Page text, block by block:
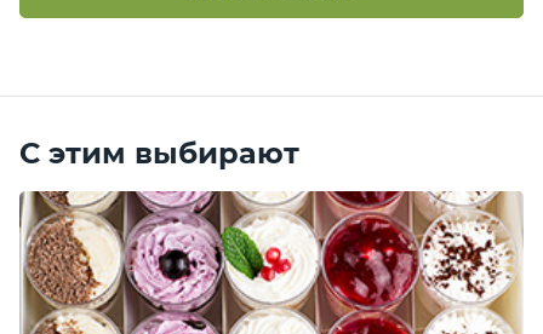
С этим выбирают